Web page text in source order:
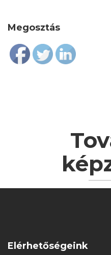
Megosztás
Follow
Elérhetőségeink